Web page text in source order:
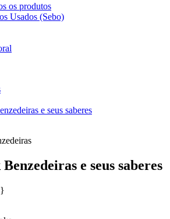
os produtos
Usados (Sebo)
e seus saberes
e seus saberes